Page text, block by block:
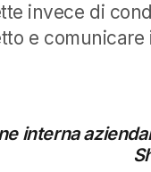
invece di
e
interna